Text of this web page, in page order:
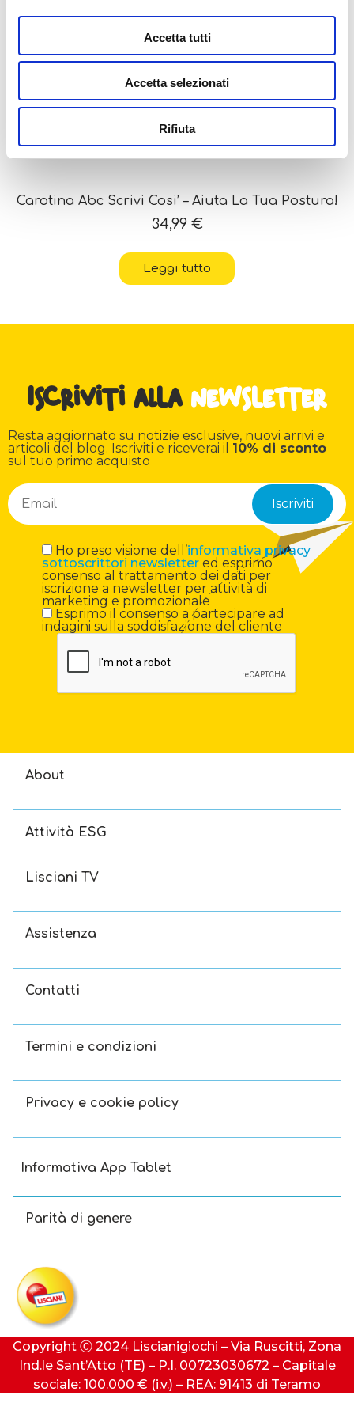
Accetta tutti
Accetta selezionati
Rifiuta
OUT OF STOCK
Carotina Abc Scrivi Cosi’ – Aiuta La Tua Postura!
34,99 €
Leggi tutto
Iscriviti alla newsletter
Resta aggiornato su notizie esclusive, nuovi arrivi e
articoli del blog. Iscriviti e riceverai il 10% di sconto
sul tuo primo acquisto
Ho preso visione dell’informativa privacy
sottoscrittori newslettered esprimo
consenso al trattamento dei dati per
iscrizione a newsletter per attività di
marketing e promozionale
Esprimo il consenso a partecipare ad
indagini sulla soddisfazione del cliente
About
Attività ESG
Lisciani TV
Assistenza
Contatti
Termini e condizioni
Privacy e cookie policy
Informativa App Tablet
Parità di genere
Copyright Ⓒ 2024 Liscianigiochi – Via Ruscitti, Zona
Ind.le Sant’Atto (TE) – P.I. 00723030672 – Capitale
sociale: 100.000 € (i.v.) – REA: 91413 di Teramo